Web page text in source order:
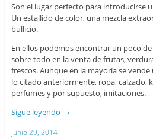
Son el lugar perfecto para introducirse
Un estallido de color, una mezcla
bullicio.
En ellos podemos encontrar un poco
sobre todo en la venta de frutas,
frescos. Aunque en la mayoría se
lo citado anteriormente, ropa, calzado,
perfumes y por supuesto, imitaciones.
Sigue leyendo →
junio 29, 2014